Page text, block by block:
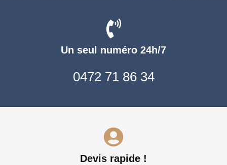
Un seul numéro 24h/7
0472 71 86 34
Devis rapide !